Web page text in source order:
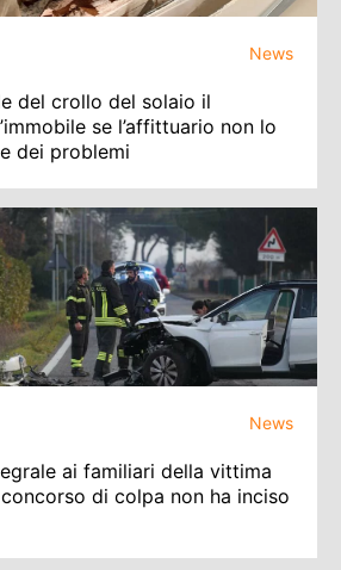
News
del crollo del solaio il
se l’affittuario non lo
dei problemi
News
ai familiari della vittima
di colpa non ha inciso